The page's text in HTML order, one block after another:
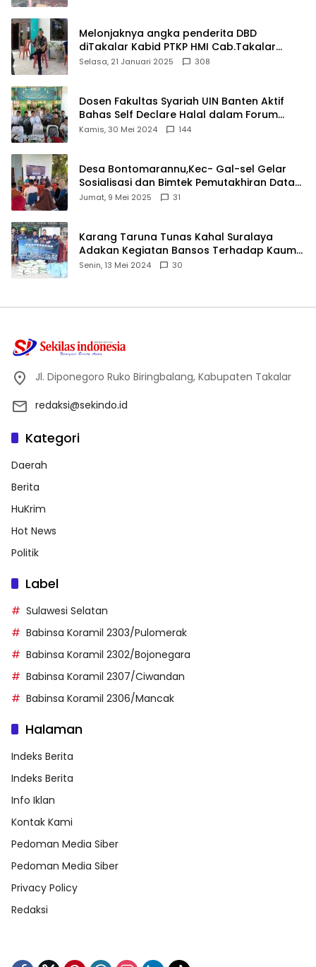
Melonjaknya angka penderita DBD
diTakalar Kabid PTKP HMI Cab.Takalar
angkat bicara
Selasa, 21 Januari 2025 308
Dosen Fakultas Syariah UIN Banten Aktif
Bahas Self Declare Halal dalam Forum
Ijtima Ulama MUI
Kamis, 30 Mei 2024 144
Desa Bontomarannu,Kec- Gal-sel Gelar
Sosialisasi dan Bimtek Pemutakhiran Data
ID
Jumat, 9 Mei 2025 31
Karang Taruna Tunas Kahal Suralaya
Adakan Kegiatan Bansos Terhadap Kaum
Dhuafa dan Anak Yatim-Piatu
Senin, 13 Mei 2024 30
Jl. Diponegoro Ruko Biringbalang, Kabupaten Takalar
redaksi@sekindo.id
Kategori
Daerah
Berita
HuKrim
Hot News
Politik
Label
Sulawesi Selatan
Babinsa Koramil 2303/Pulomerak
Babinsa Koramil 2302/Bojonegara
Babinsa Koramil 2307/Ciwandan
Babinsa Koramil 2306/Mancak
Halaman
Indeks Berita
Indeks Berita
Info Iklan
Kontak Kami
Pedoman Media Siber
Pedoman Media Siber
Privacy Policy
Redaksi